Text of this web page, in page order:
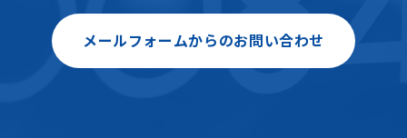
メールフォームからのお問い合わせ